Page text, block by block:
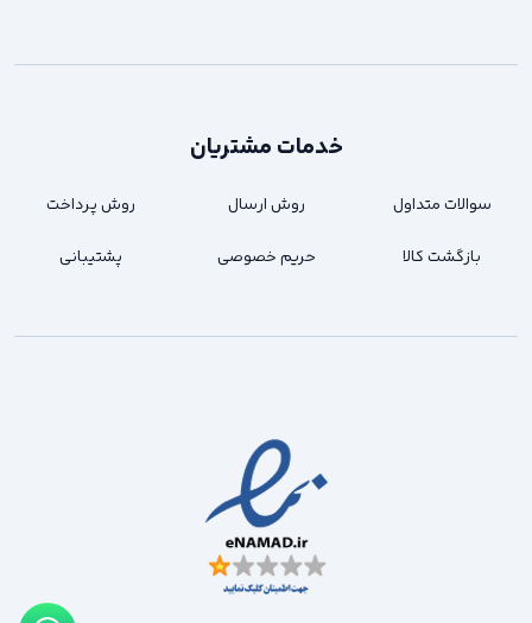
خدمات مشتریان
سوالات متداول روش ارسال
روش پرداخت
بازگشت کالا
حریم خصوصی پشتیبانی